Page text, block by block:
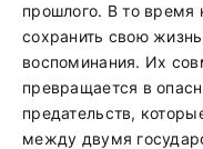
прошлого. В то время
сохранить свою
воспоминания. Их
превращается в
предательств,
между двумя